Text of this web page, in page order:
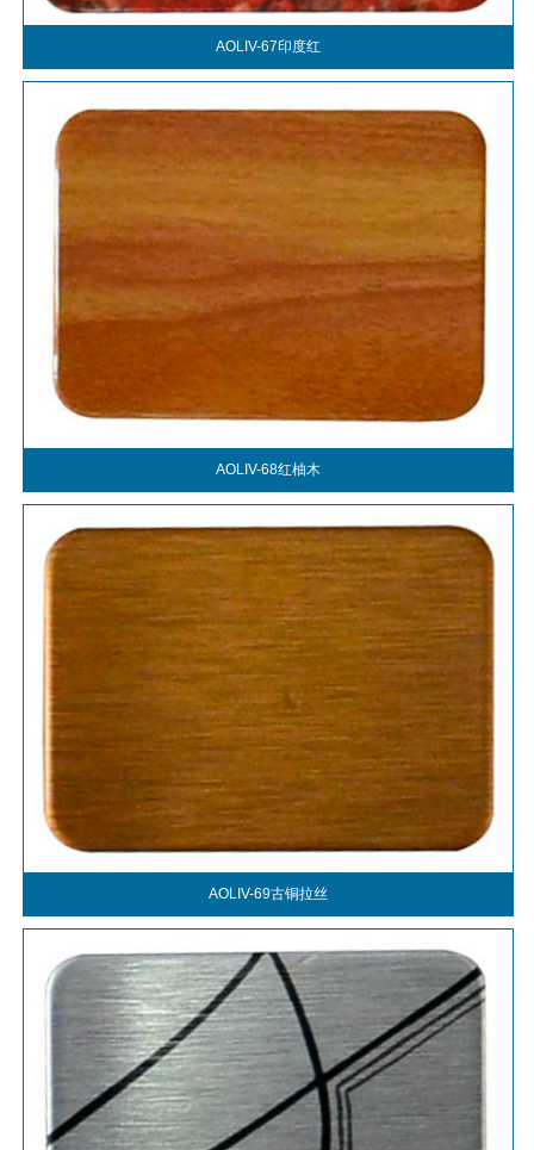
AOLIV-67印度红
AOLIV-68红柚木
AOLIV-69古铜拉丝